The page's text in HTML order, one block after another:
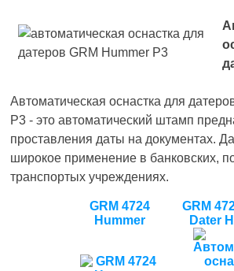
Автоматическая оснастка для
P3 - это автоматический штамп
проставления даты на документах.
широкое применение в банковских,
транспортых учреждениях.
GRM 4724
Hummer
GRM
Dater